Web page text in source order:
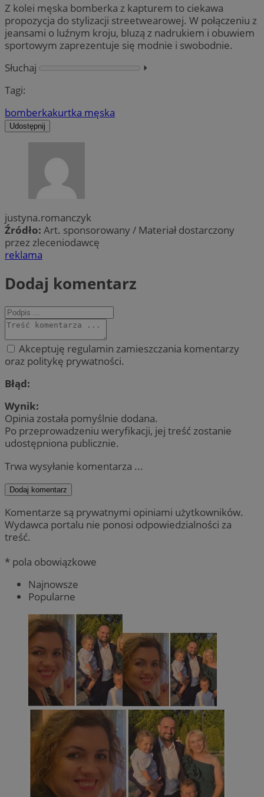
Z kolei męska bomberka z kapturem to ciekawa
propozycja do stylizacji streetwearowej. W połączeniu z
jeansami o luźnym kroju, bluzą z nadrukiem i obuwiem
sportowym zaprezentuje się modnie i swobodnie.
Słuchaj
⏵︎
Tagi:
bomberkakurtka męska
Udostępnij
justyna.romanczyk
Źródło: Art. sponsorowany / Materiał dostarczony
przez zleceniodawcę
reklama
Dodaj komentarz
Akceptuję regulamin zamieszczania komentarzy
oraz politykę prywatności.
Błąd:
Wynik:
Opinia została pomyślnie dodana.
Po przeprowadzeniu weryfikacji, jej treść zostanie
udostępniona publicznie.
Trwa wysyłanie komentarza ...
Dodaj komentarz
Komentarze są prywatnymi opiniami użytkowników.
Wydawca portalu nie ponosi odpowiedzialności za
treść.
* pola obowiązkowe
Najnowsze
Popularne